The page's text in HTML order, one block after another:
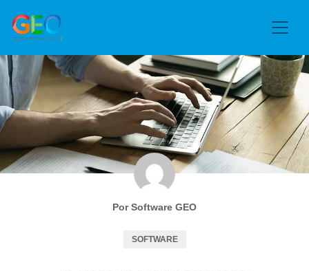
Por Software GEO
SOFTWARE